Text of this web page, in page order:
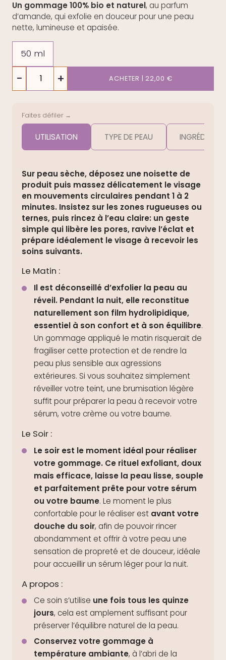
Un gommage 100% bio et naturel, au parfum
d’amande, qui exfolie en douceur pour une peau
nette, lumineuse et apaisée.
50 ml
quantité
de
Gommage
− + ACHETER | 22,00 €
Faites défiler →
UTILISATION TYPE DE PEAU INGRÉDIENTS
Sur peau sèche, déposez une noisette de
produit puis massez délicatement le visage
en mouvements circulaires pendant 1 à 2
minutes. Insistez sur les zones rugueuses ou
ternes, puis rincez à l’eau claire: un geste
simple qui libère les pores, ravive l’éclat et
prépare idéalement le visage à recevoir les
soins suivants.
Le Matin :
Il est déconseillé d’exfolier la peau au
réveil. Pendant la nuit, elle reconstitue
naturellement son film hydrolipidique,
essentiel à son confort et à son équilibre.
Un gommage appliqué le matin risquerait de
fragiliser cette protection et de rendre la
peau plus sensible aux agressions
extérieures. Si vous souhaitez simplement
réveiller votre teint, une brumisation légère
suffit pour préparer la peau à recevoir votre
sérum, votre crème ou votre baume.
Le Soir :
Le soir est le moment idéal pour réaliser
votre gommage. Ce rituel exfoliant, doux
mais efficace, laisse la peau lisse, souple
et parfaitement prête pour votre sérum
ou votre baume. Le moment le plus
confortable pour le réaliser est avant votre
douche du soir, afin de pouvoir rincer
abondamment et offrir à votre peau une
sensation de propreté et de douceur, idéale
pour accueillir un sérum léger pour la nuit.
A propos :
Ce soin s’utilise une fois tous les quinze
jours, cela est amplement suffisant pour
préserver l’équilibre naturel de la peau.
Conservez votre gommage à
température ambiante, à l’abri de la